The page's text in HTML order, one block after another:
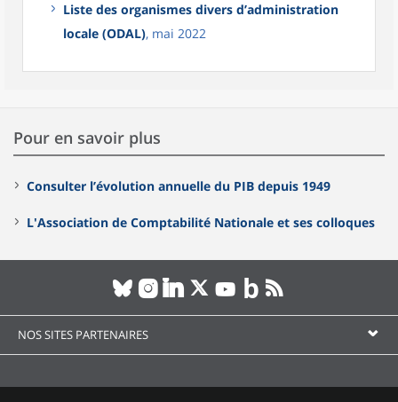
Liste des organismes divers d’administration
locale (ODAL), mai 2022
Pour en savoir plus
Consulter l’évolution annuelle du PIB depuis 1949
L'Association de Comptabilité Nationale et ses colloques
NOS SITES PARTENAIRES